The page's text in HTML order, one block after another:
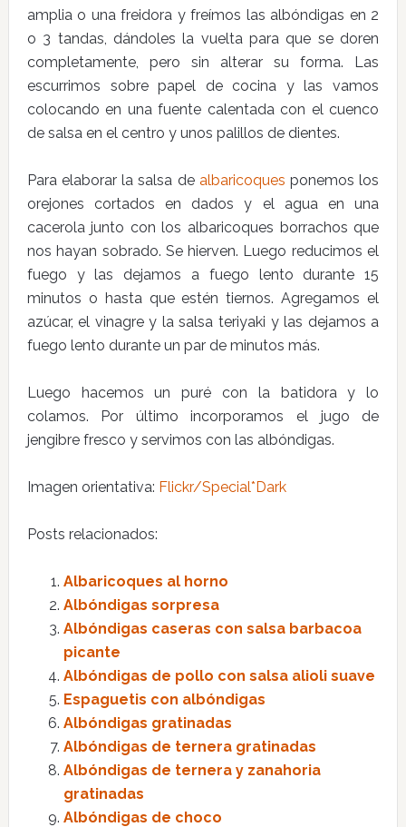
amplia o una freidora y freímos las albóndigas en 2
o 3 tandas, dándoles la vuelta para que se doren
completamente, pero sin alterar su forma. Las
escurrimos sobre papel de cocina y las vamos
colocando en una fuente calentada con el cuenco
de salsa en el centro y unos palillos de dientes.
Para elaborar la salsa de albaricoques ponemos los
orejones cortados en dados y el agua en una
cacerola junto con los albaricoques borrachos que
nos hayan sobrado. Se hierven. Luego reducimos el
fuego y las dejamos a fuego lento durante 15
minutos o hasta que estén tiernos. Agregamos el
azúcar, el vinagre y la salsa teriyaki y las dejamos a
fuego lento durante un par de minutos más.
Luego hacemos un puré con la batidora y lo
colamos. Por último incorporamos el jugo de
jengibre fresco y servimos con las albóndigas.
Imagen orientativa: Flickr/Special*Dark
Posts relacionados:
Albaricoques al horno
Albóndigas sorpresa
Albóndigas caseras con salsa barbacoa
picante
Albóndigas de pollo con salsa alioli suave
Espaguetis con albóndigas
Albóndigas gratinadas
Albóndigas de ternera gratinadas
Albóndigas de ternera y zanahoria
gratinadas
Albóndigas de choco